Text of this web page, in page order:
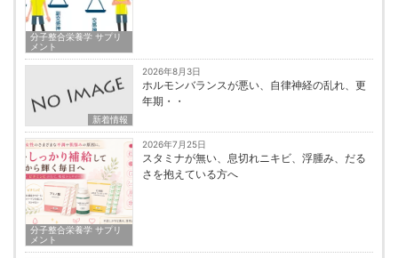
分子整合栄養学 サプリ
メント
新着情報
2026年8月3日
ホルモンバランスが悪い、自律神経の乱れ、更
年期・・
分子整合栄養学 サプリ
メント
2026年7月25日
スタミナが無い、息切れニキビ、浮腫み、だる
さを抱えている方へ